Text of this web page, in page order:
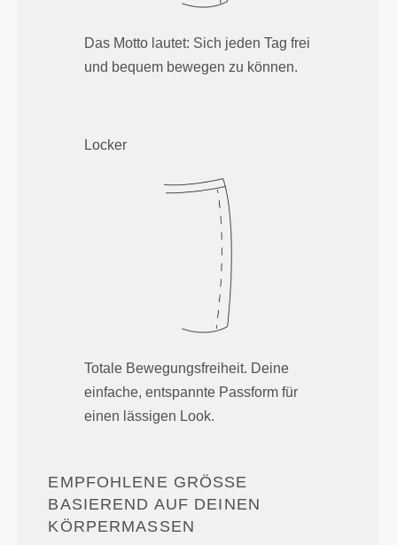
Das Motto lautet: Sich jeden Tag frei
und bequem bewegen zu können.
Locker
Totale Bewegungsfreiheit. Deine
einfache, entspannte Passform für
einen lässigen Look.
EMPFOHLENE GRÖSSE B
ASIEREND AUF DEINEN K
ÖRPERMASSEN